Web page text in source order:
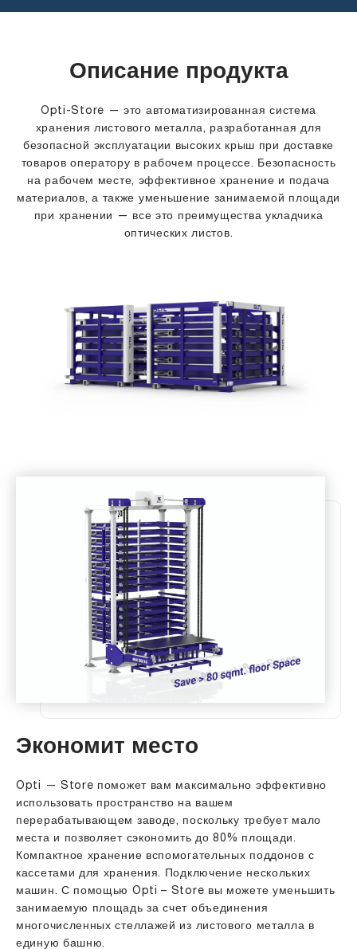
Описание продукта
Opti-Store — это автоматизированная система
хранения листового металла, разработанная для
безопасной эксплуатации высоких крыш при доставке
товаров оператору в рабочем процессе. Безопасность
на рабочем месте, эффективное хранение и подача
материалов, а также уменьшение занимаемой площади
при хранении — все это преимущества укладчика
оптических листов.
Экономит место
Opti — Store поможет вам максимально эффективно
использовать пространство на вашем
перерабатывающем заводе, поскольку требует мало
места и позволяет сэкономить до 80% площади.
Компактное хранение вспомогательных поддонов с
кассетами для хранения. Подключение нескольких
машин. С помощью Opti – Store вы можете уменьшить
занимаемую площадь за счет объединения
многочисленных стеллажей из листового металла в
единую башню.